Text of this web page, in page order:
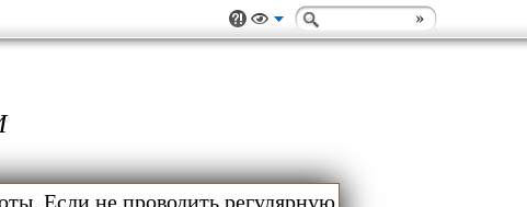
Если не проводить регулярную